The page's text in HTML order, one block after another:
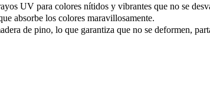
UV para colores nítidos y vibrantes que no se
absorbe los colores maravillosamente.
de pino, lo que garantiza que no se deformen,